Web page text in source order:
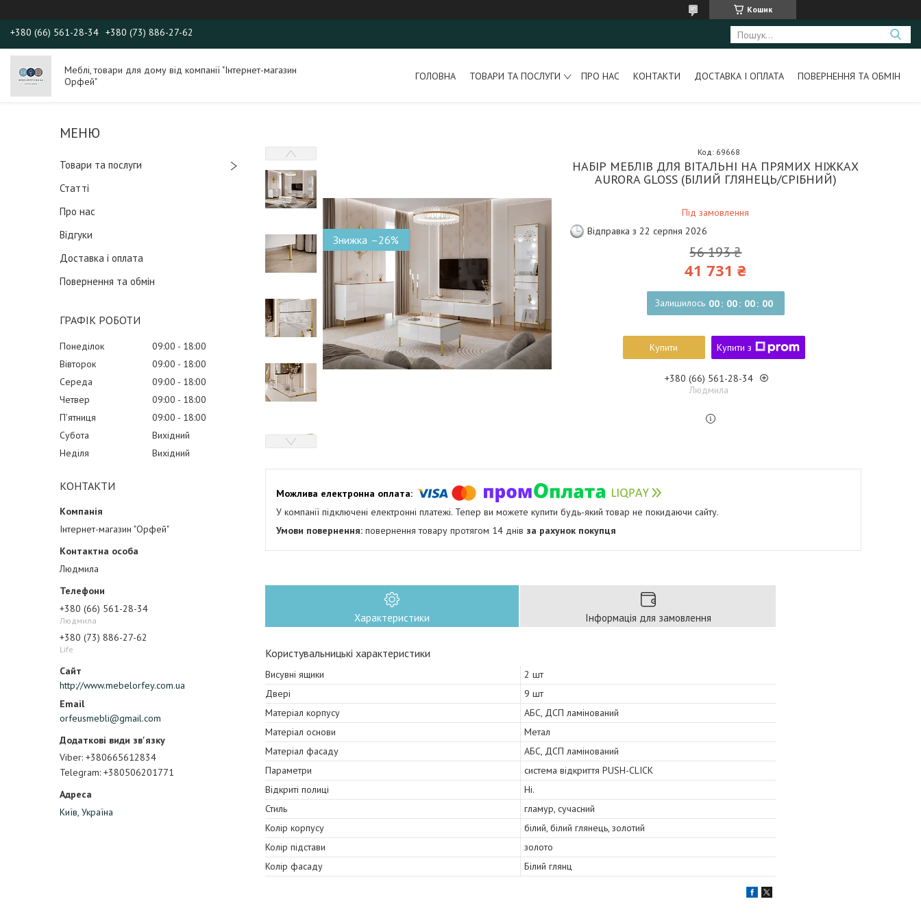
Кошик
+380 (66) 561-28-34 +380 (73) 886-27-62
Меблі, товари для дому від компанії "Інтернет-магазин
Орфей"
ГОЛОВНА ТОВАРИ ТА ПОСЛУГИ ПРО НАС КОНТАКТИ ДОСТАВКА І ОПЛАТА ПОВЕРНЕННЯ ТА ОБМІН
Товари та послуги
Статті
Про нас
Відгуки
Доставка і оплата
Повернення та обмін
ГРАФІК РОБОТИ
Понеділок 09:00
18:00
Вівторок
09:00
18:00
Середа
09:00
18:00
Четвер
09:00
18:00
Пʼятниця
09:00
18:00
Субота
Вихідний
Неділя
Вихідний
КОНТАКТИ
Інтернет-магазин "Орфей"
Людмила
+380 (66) 561-28-34
Людмила
+380 (73) 886-27-62
Life
http://www.mebelorfey.com.ua
orfeusmebli@gmail.com
Viber +380665612834
Telegram +380506201771
Київ, Україна
–26%
НАБІР МЕБЛІВ ДЛЯ ВІТАЛЬНІ НА ПРЯМИХ НІЖКАХ
AURORA GLOSS (БІЛИЙ ГЛЯНЕЦЬ/СРІБНИЙ)
Під замовлення
Код: 69668
Відправка з 22 серпня 2026
56 193 ₴
41 731 ₴
Залишилось 00 00 00 00
Купити Купити з
+380 (66) 561-28-34
Людмила
У компанії підключені електронні платежі. Тепер ви можете купити будь-який товар не покидаючи сайту.
повернення товару протягом 14 днів за рахунок покупця
Характеристики Інформація для замовлення
Користувальницькі характеристики
Висувні ящики
2 шт
Двері
9 шт
Матеріал корпусу
АБС, ДСП ламінований
Матеріал основи
Метал
Матеріал фасаду
АБС, ДСП ламінований
Параметри
система відкриття PUSH-CLICK
Відкриті полиці
Ні.
Стиль
гламур, сучасний
Колір корпусу
білий, білий глянець, золотий
Колір підстави
золото
Колір фасаду
Білий глянц